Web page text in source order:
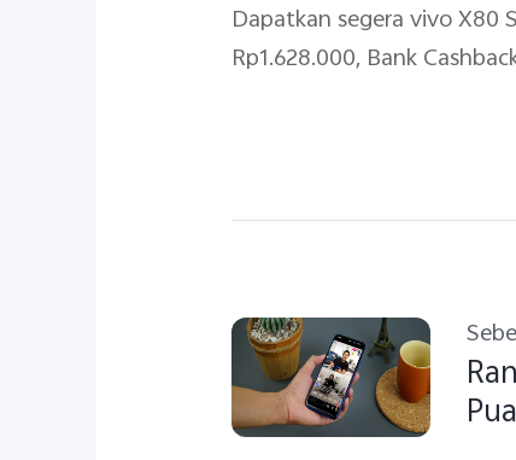
Dapatkan segera vivo X80
Rp1.628.000, Bank